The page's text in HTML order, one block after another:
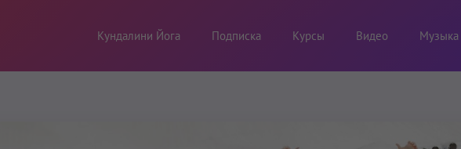
Кундалини Йога Подписка Курсы Видео Музыка